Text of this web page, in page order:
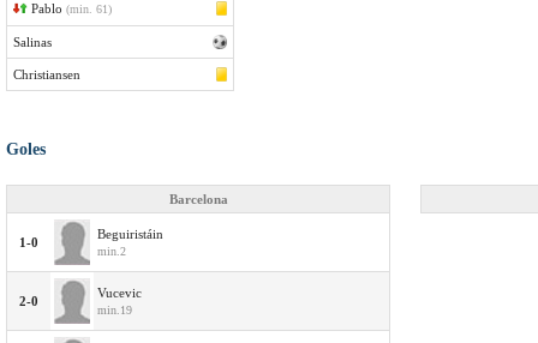
Pablo (min. 61)
Salinas
Christiansen
Goles
Barcelona
1-0
Beguiristáin
min.2
2-0
Vucevic
min.19